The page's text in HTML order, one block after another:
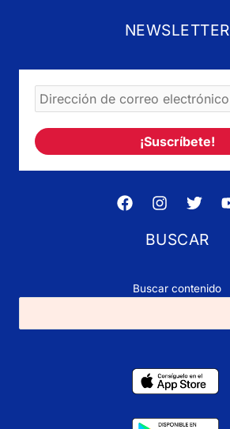
NEWSLETTER
BUSCAR
Buscar contenido